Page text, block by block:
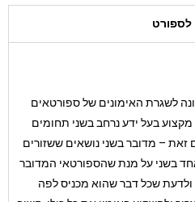
לספורט
לשגרת האימונים של ספורטאים
מקצוע בעל ידע נרחב בשני תחומים
זאת – מדובר בשני נושאים ששזורים
בשני על מנת שהספורטאי המדובר
ולדעת שכל דבר שהוא מכניס לפה